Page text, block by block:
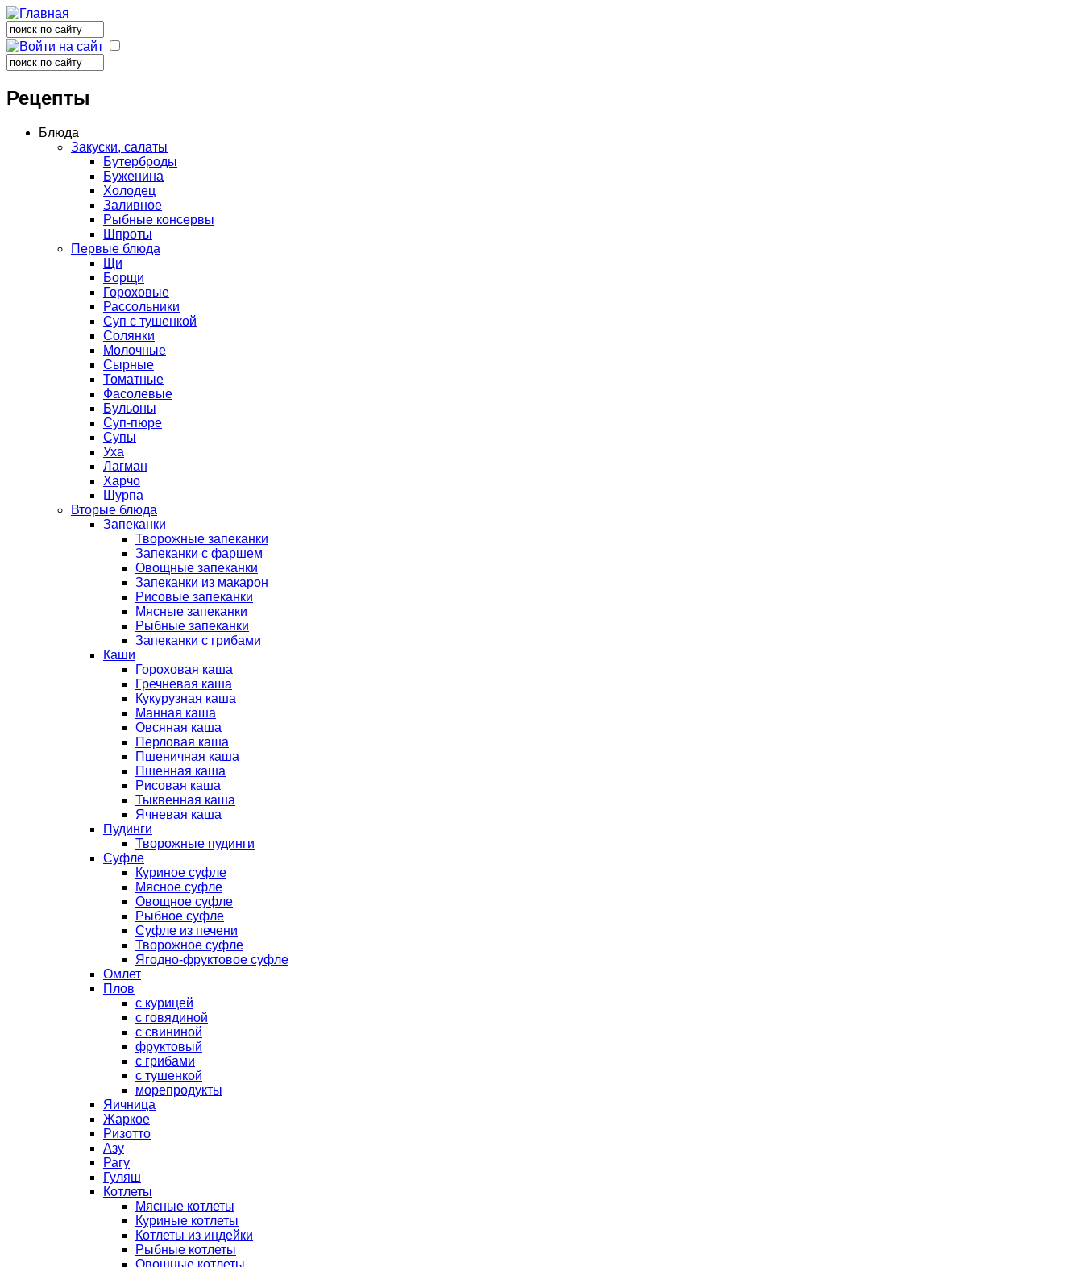
Форма поиска
Поиск
Поиск
Рецепты
Блюда
Закуски, салаты
Бутерброды
Буженина
Холодец
Заливное
Рыбные консервы
Шпроты
Первые блюда
Щи
Борщи
Гороховые
Рассольники
Суп с тушенкой
Солянки
Молочные
Сырные
Томатные
Фасолевые
Бульоны
Суп-пюре
Супы
Уха
Лагман
Харчо
Шурпа
Вторые блюда
Запеканки
Творожные запеканки
Запеканки с фаршем
Овощные запеканки
Запеканки из макарон
Рисовые запеканки
Мясные запеканки
Рыбные запеканки
Запеканки с грибами
Каши
Гороховая каша
Гречневая каша
Кукурузная каша
Манная каша
Овсяная каша
Перловая каша
Пшеничная каша
Пшенная каша
Рисовая каша
Тыквенная каша
Ячневая каша
Пудинги
Творожные пудинги
Суфле
Куриное суфле
Мясное суфле
Овощное суфле
Рыбное суфле
Суфле из печени
Творожное суфле
Ягодно-фруктовое суфле
Омлет
Плов
с курицей
с говядиной
с свининой
фруктовый
с грибами
с тушенкой
морепродукты
Яичница
Жаркое
Ризотто
Азу
Рагу
Гуляш
Котлеты
Мясные котлеты
Куриные котлеты
Котлеты из индейки
Рыбные котлеты
Овощные котлеты